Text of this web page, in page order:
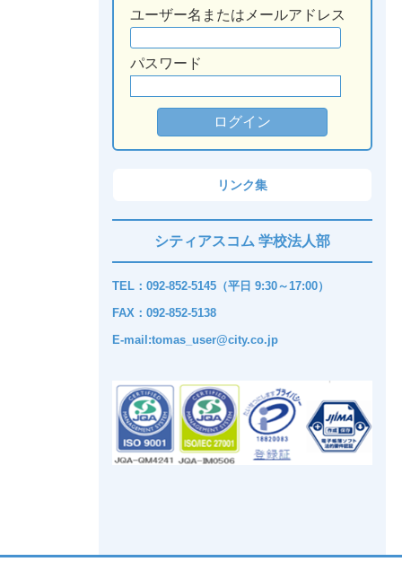
ユーザー名またはメールアドレス
パスワード
リンク集
シティアスコム 学校法人部
TEL：092-852-5145（平日 9:30～17:00）
FAX：092-852-5138
E-mail:tomas_user@city.co.jp